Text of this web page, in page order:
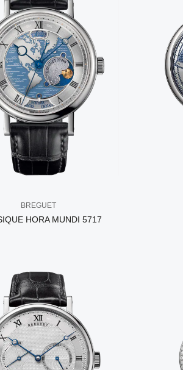
BREGUET
HORA MUNDI 5717